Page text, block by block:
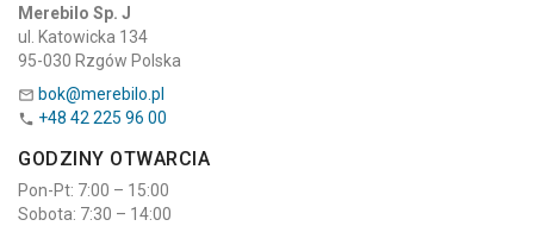
Merebilo Sp. J
ul. Katowicka 134
95-030 Rzgów Polska
 bok@merebilo.pl
 +48 42 225 96 00
GODZINY OTWARCIA
Pon-Pt: 7:00 – 15:00
Sobota: 7:30 – 14:00